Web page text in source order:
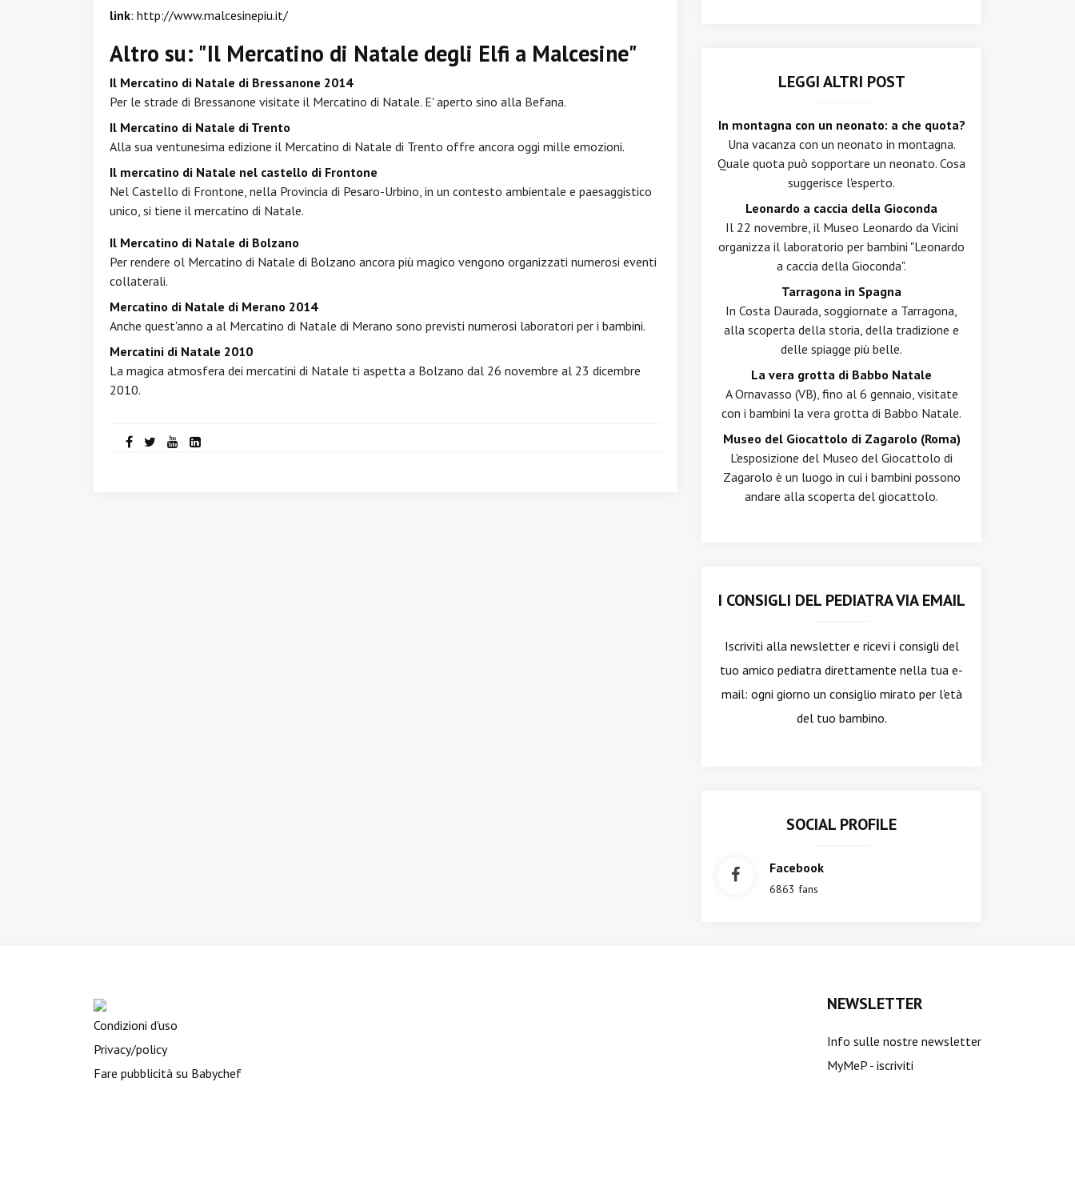
link: http://www.malcesinepiu.it/
Altro su: "Il Mercatino di Natale degli Elfi a Malcesine"
Il Mercatino di Natale di Bressanone 2014
Per le strade di Bressanone visitate il Mercatino di Natale. E' aperto sino alla Befana.
Il Mercatino di Natale di Trento
Alla sua ventunesima edizione il Mercatino di Natale di Trento offre ancora oggi mille emozioni.
Il mercatino di Natale nel castello di Frontone
Nel Castello di Frontone, nella Provincia di Pesaro-Urbino, in un contesto ambientale e paesaggistico
unico, si tiene il mercatino di Natale.
Il Mercatino di Natale di Bolzano
Per rendere ol Mercatino di Natale di Bolzano ancora più magico vengono organizzati numerosi eventi
collaterali.
Mercatino di Natale di Merano 2014
Anche quest'anno a al Mercatino di Natale di Merano sono previsti numerosi laboratori per i bambini.
Mercatini di Natale 2010
La magica atmosfera dei mercatini di Natale ti aspetta a Bolzano dal 26 novembre al 23 dicembre
2010.
LEGGI ALTRI POST
In montagna con un neonato: a che quota?
Una vacanza con un neonato in montagna.
Quale quota può sopportare un neonato. Cosa
suggerisce l'esperto.
Leonardo a caccia della Gioconda
Il 22 novembre, il Museo Leonardo da Vicini
organizza il laboratorio per bambini "Leonardo
a caccia della Gioconda".
Tarragona in Spagna
In Costa Daurada, soggiornate a Tarragona,
alla scoperta della storia, della tradizione e
delle spiagge più belle.
La vera grotta di Babbo Natale
A Ornavasso (VB), fino al 6 gennaio, visitate
con i bambini la vera grotta di Babbo Natale.
Museo del Giocattolo di Zagarolo (Roma)
L'esposizione del Museo del Giocattolo di
Zagarolo è un luogo in cui i bambini possono
andare alla scoperta del giocattolo.
I CONSIGLI DEL PEDIATRA VIA EMAIL
Iscriviti alla newslettere ricevi i consigli del
tuo amico pediatra direttamente nella tua e-
mail: ogni giorno un consiglio mirato per l'età
del tuo bambino.
SOCIAL PROFILE
Facebook
6863 fans
Condizioni d'uso
Privacy/policy
Fare pubblicità su Babychef
NEWSLETTER
Info sulle nostre newsletter
MyMeP - iscriviti